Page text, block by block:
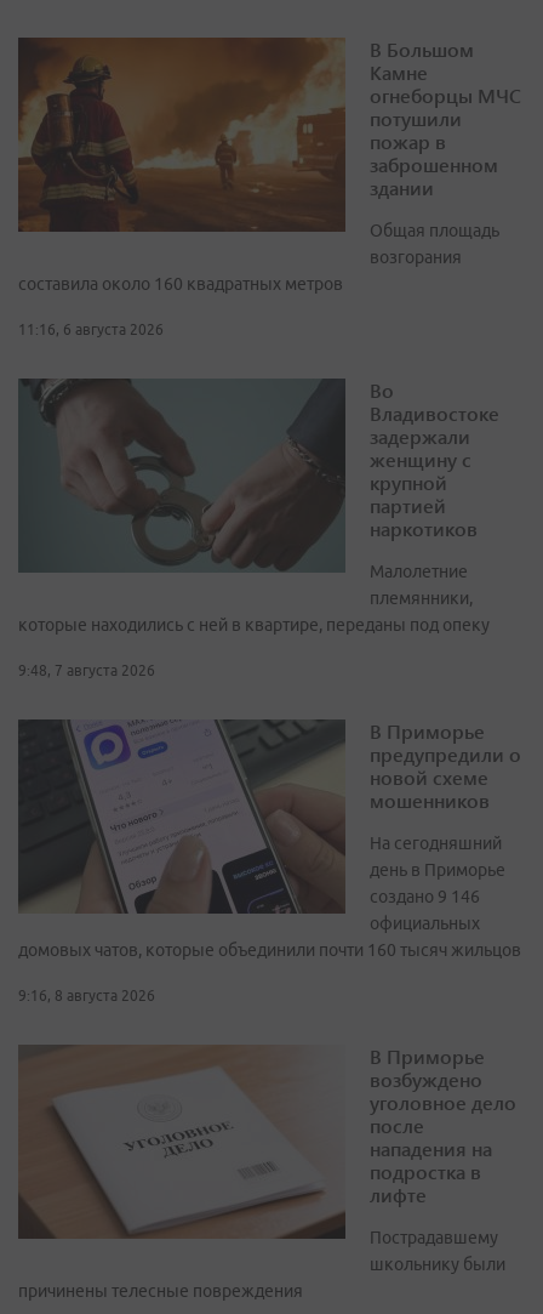
В Большом
Камне
огнеборцы МЧС
потушили
пожар в
заброшенном
здании
Общая площадь
возгорания
составила около 160 квадратных метров
11:16, 6 августа 2026
Во
Владивостоке
задержали
женщину с
крупной
партией
наркотиков
Малолетние
племянники,
которые находились с ней в квартире, переданы под опеку
9:48, 7 августа 2026
В Приморье
предупредили о
новой схеме
мошенников
На сегодняшний
день в Приморье
создано 9 146
официальных
домовых чатов, которые объединили почти 160 тысяч жильцов
9:16, 8 августа 2026
В Приморье
возбуждено
уголовное дело
после
нападения на
подростка в
лифте
Пострадавшему
школьнику были
причинены телесные повреждения